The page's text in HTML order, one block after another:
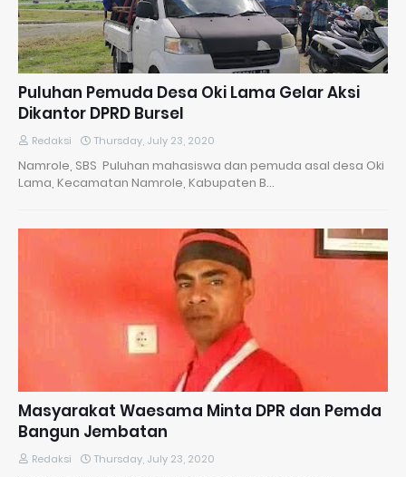
Puluhan Pemuda Desa Oki Lama Gelar Aksi
Dikantor DPRD Bursel
Redaksi Thursday, July 23, 2020
Namrole, SBS Puluhan mahasiswa dan pemuda asal desa Oki
Lama, Kecamatan Namrole, Kabupaten B…
Masyarakat Waesama Minta DPR dan Pemda
Bangun Jembatan
Redaksi Thursday, July 23, 2020